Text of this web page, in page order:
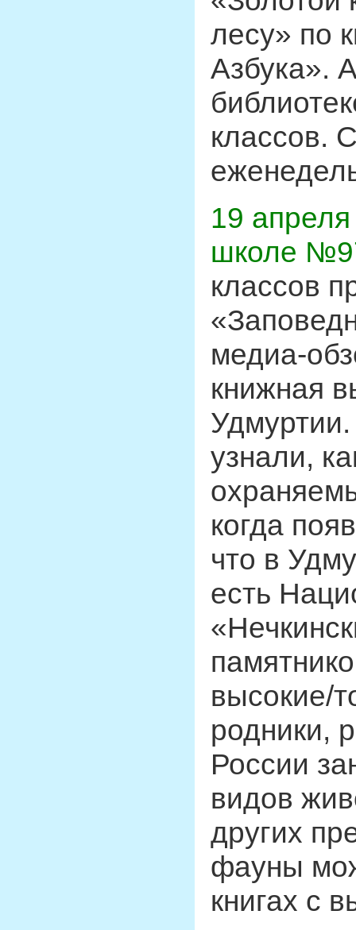
лесу» по
Азбука».
классов.
19
школе
классов
медиа-
книжная
узнали,
когда
что в
есть
высокие/
родники,
России
видов
других
фауны
книгах с